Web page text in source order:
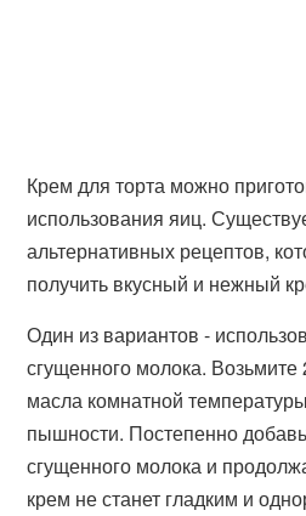
Крем для торта можно
использования яиц.
альтернативных рецептов,
получить вкусный и нежный
Один из вариантов -
сгущенного молока.
масла комнатной
пышности. Постепенно
сгущенного молока и
крем не станет гладким и